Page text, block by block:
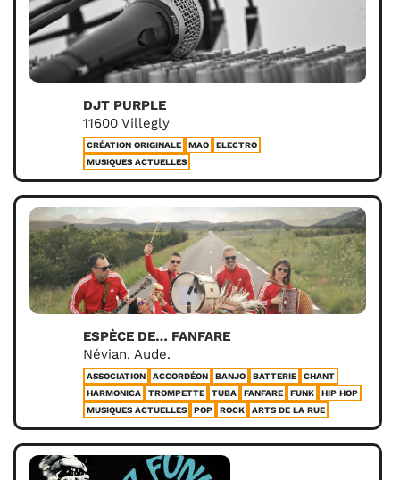
DJT PURPLE
11600 Villegly
CRÉATION ORIGINALE MAO
ELECTRO
MUSIQUES ACTUELLES
ESPÈCE DE… FANFARE
Névian, Aude.
ASSOCIATION ACCORDÉON BANJO BATTERIE
CHANT
HARMONICA
TROMPETTE TUBA FANFARE FUNK
HIP HOP
MUSIQUES ACTUELLES
POP ROCK ARTS DE LA RUE